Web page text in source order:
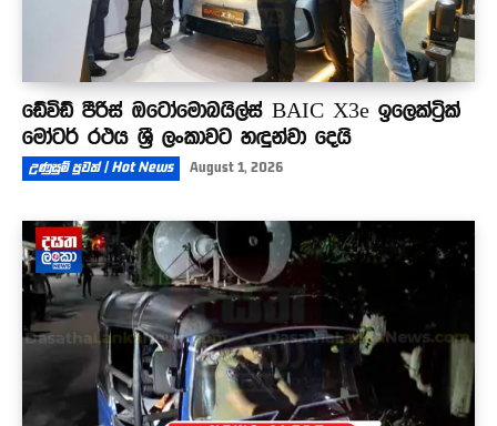
ඩේවිඩ් පීරිස් ඔටෝමොබයිල්ස් BAIC X3e ඉලෙක්ට්‍රික්
මෝටර් රථය ශ්‍රී ලංකාවට හඳුන්වා දෙයි
උණුසුම් පුවත් | Hot News August 1, 2026